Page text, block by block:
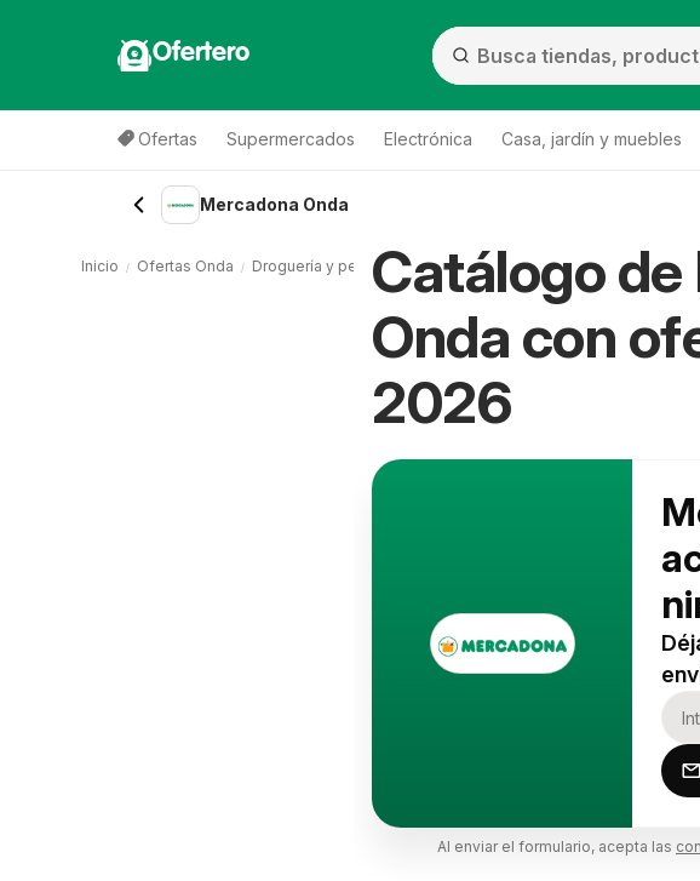
Ofertero
Ofertas Supermercados Electrónica Casa, jardín y muebles
Mercadona Onda
Catálogo
Onda con
2026
Al enviar el formulario, acepta las
Inicio Ofertas Onda Droguería y perfumería Onda Mercadona Onda